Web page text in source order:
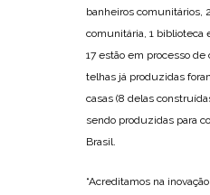
banheiros comunitários,
comunitária, 1 biblioteca
17 estão em processo de
telhas já produzidas
casas (8 delas
sendo produzidas para
Brasil.
“Acreditamos na